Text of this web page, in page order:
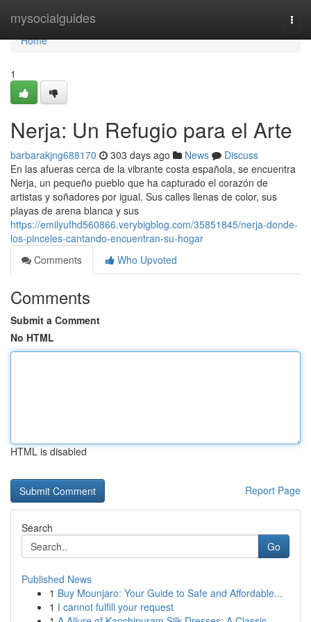
mysocialguides
Home
Home
1
Nerja: Un Refugio para el Arte
barbarakjng688170 303 days ago News
Discuss
En las afueras cerca de la vibrante costa española, se encuentra
Nerja, un pequeño pueblo que ha capturado el corazón de
artistas y soñadores por igual. Sus calles llenas de color, sus
playas de arena blanca y sus
https://emilyufhd560866.verybigblog.com/35851845/nerja-donde-
los-pinceles-cantando-encuentran-su-hogar
Comments
Who Upvoted
Comments
Submit a Comment
No HTML
HTML is disabled
Report Page
Search
Go
Published News
1 Buy Mounjaro: Your Guide to Safe and Affordable...
1 I cannot fulfill your request